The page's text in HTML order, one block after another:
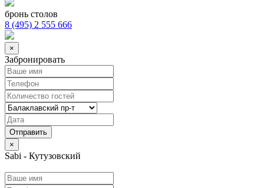
бронь столов
8 (495) 2 555 666
×
Забронировать
×
Sabi - Кутузовский